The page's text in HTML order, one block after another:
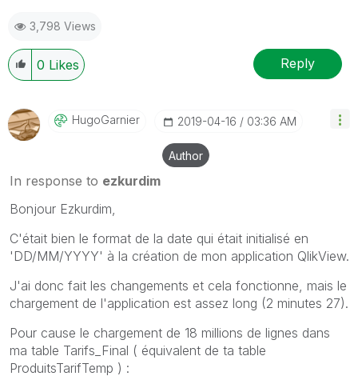
3,798 Views
0 Likes Reply
HugoGarnier ‎2019-04-16 03:36 AM
Author
In response to ezkurdim
Bonjour Ezkurdim,
C'était bien le format de la date qui était initialisé en
'DD/MM/YYYY' à la création de mon application QlikView.
J'ai donc fait les changements et cela fonctionne, mais le
chargement de l'application est assez long (2 minutes 27).
Pour cause le chargement de 18 millions de lignes dans
ma table Tarifs_Final ( équivalent de ta table
ProduitsTarifTemp ) :